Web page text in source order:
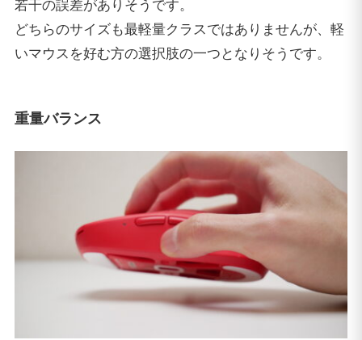
若干の誤差がありそうです。
どちらのサイズも最軽量クラスではありませんが、軽
いマウスを好む方の選択肢の一つとなりそうです。
重量バランス